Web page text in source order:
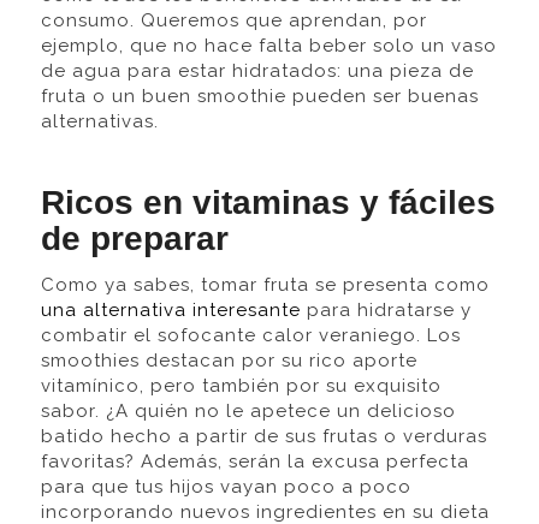
consumo. Queremos que aprendan, por
ejemplo, que no hace falta beber solo un vaso
de agua para estar hidratados: una pieza de
fruta o un buen smoothie pueden ser buenas
alternativas.
Ricos en vitaminas y fáciles
de preparar
Como ya sabes, tomar fruta se presenta como
una alternativa interesante para hidratarse y
combatir el sofocante calor veraniego. Los
smoothies destacan por su rico aporte
vitamínico, pero también por su exquisito
sabor. ¿A quién no le apetece un delicioso
batido hecho a partir de sus frutas o verduras
favoritas? Además, serán la excusa perfecta
para que tus hijos vayan poco a poco
incorporando nuevos ingredientes en su dieta